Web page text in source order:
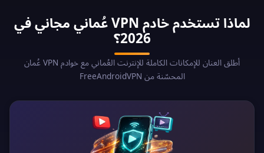
لماذا تستخدم خادم VPN عُماني مجاني في
2026؟
أطلق العنان للإمكانات الكاملة للإنترنت العُماني مع خوادم VPN عُمان
المحسّنة من FreeAndroidVPN